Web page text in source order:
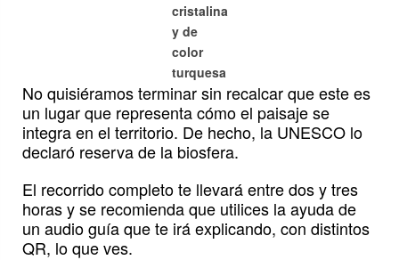
cristalina
y de
color
turquesa
No quisiéramos terminar sin recalcar que este es
un lugar que representa cómo el paisaje se
integra en el territorio. De hecho, la UNESCO lo
declaró reserva de la biosfera.
El recorrido completo te llevará entre dos y tres
horas y se recomienda que utilices la ayuda de
un audio guía que te irá explicando, con distintos
QR, lo que ves.